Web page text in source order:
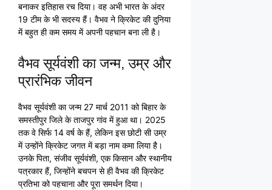
बनाकर इतिहास रच दिया। वह अभी भारत के अंदर
19 टीम के भी सदस्य हैं। वैभव ने क्रिकेट की दुनिया
में बहुत ही कम समय में अपनी पहचान बना ली है।
वैभव सूर्यवंशी का जन्म, उम्र और
प्रारंभिक जीवन
वैभव सूर्यवंशी का जन्म 27 मार्च 2011 को बिहार के
समस्तीपुर जिले के ताजपुर गांव में हुआ था। 2025
तक वे सिर्फ 14 वर्ष के हैं, लेकिन इस छोटी सी उम्र
में उन्होंने क्रिकेट जगत में बड़ा नाम कमा लिया है।
उनके पिता, संजीव सूर्यवंशी, एक किसान और स्थानीय
पत्रकार हैं, जिन्होंने बचपन से ही वैभव की क्रिकेट
प्रतिभा को पहचाना और पूरा समर्थन दिया।